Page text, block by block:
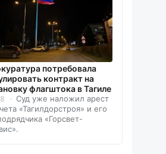
потребовала
контракт на
флагштока в Тагиле
Суд уже наложил арест
«Тагилдорстроя» и его
«Горсвет-